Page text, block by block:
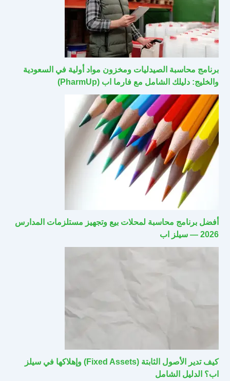
برنامج محاسبة الصيدليات ومخزون مواد أولية في السعودية
والخليج: دليلك الشامل مع فارما اب (PharmUp)
أفضل برنامج محاسبة لمحلات بيع وتجهيز مستلزمات المدارس
2026 — سيلز اب
كيف تدير الأصول الثابتة (Fixed Assets) وإهلاكها في سيلز
اب؟ الدليل الشامل